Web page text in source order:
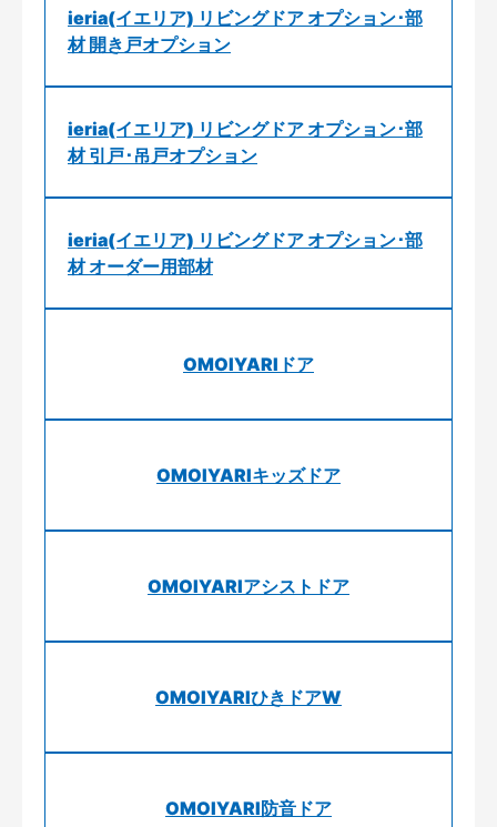
ieria(イエリア) リビングドア オプション･部
材 開き戸オプション
ieria(イエリア) リビングドア オプション･部
材 引戸･吊戸オプション
ieria(イエリア) リビングドア オプション･部
材 オーダー用部材
OMOIYARIドア
OMOIYARIキッズドア
OMOIYARIアシストドア
OMOIYARIひきドアW
OMOIYARI防音ドア